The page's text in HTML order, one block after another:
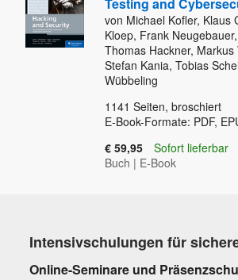
Testing and
von Michael Kofler, Klaus
Kloep, Frank
Thomas Hackner, Markus
Stefan Kania, Tobias
Wübbeling
1141 Seiten, broschiert
E-Book-Formate: PDF,
€ 59,95
Sofort lieferbar
Buch | E-Book
Intensivschulungen für
Online-Seminare und